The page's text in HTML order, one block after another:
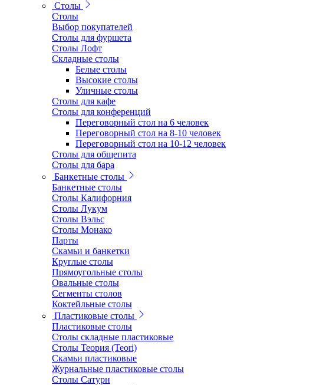
Столы
Столы
Выбор покупателей
Столы для фуршета
Столы Лофт
Складные столы
Белые столы
Высокие столы
Уличные столы
Столы для кафе
Столы для конференций
Переговорный стол на 6 человек
Переговорный стол на 8-10 человек
Переговорный стол на 10-12 человек
Столы для общепита
Столы для бара
Банкетные столы
Банкетные столы
Столы Калифорния
Столы Лукум
Столы Вэльс
Столы Монако
Парты
Скамьи и банкетки
Круглые столы
Прямоугольные столы
Овальные столы
Сегменты столов
Коктейльные столы
Пластиковые столы
Пластиковые столы
Столы складные пластиковые
Столы Теория (Teori)
Скамьи пластиковые
Журнальные пластиковые столы
Столы Сатурн